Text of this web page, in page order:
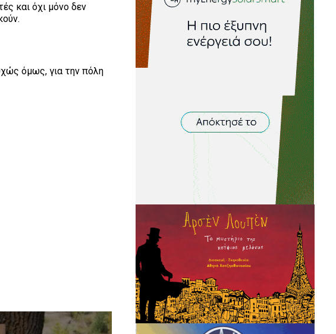
και όχι μόνο δεν
όμως, για την πόλη